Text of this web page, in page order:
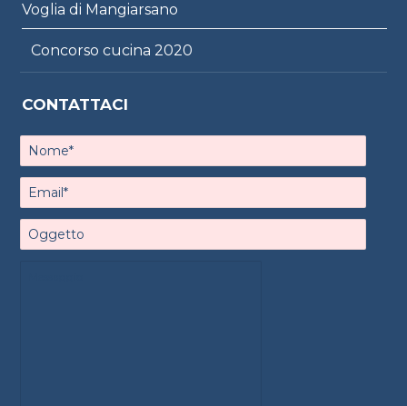
Voglia di Mangiarsano
Concorso cucina 2020
CONTATTACI